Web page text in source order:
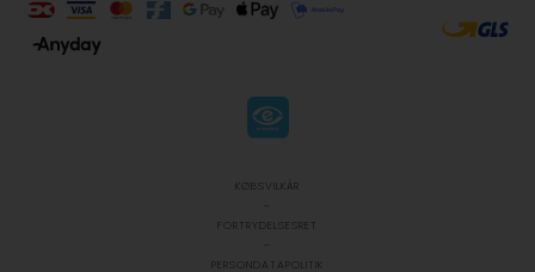
KØBSVILKÅR
FORTRYDELSESRET
PERSONDATAPOLITIK